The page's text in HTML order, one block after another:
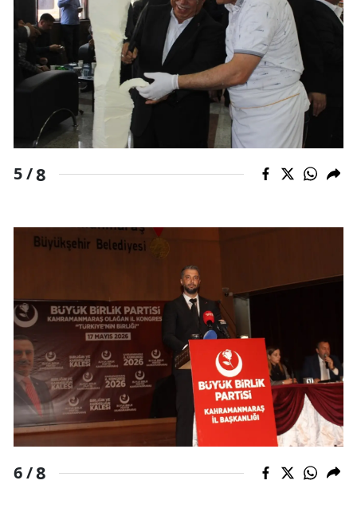
5 /8
6 /8